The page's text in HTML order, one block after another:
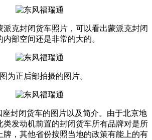
派克封闭货车照片，可以看出蒙派克封闭
内部空间还是非常的大的。
为正后部拍摄的图片。
封闭货车的图片以及简介。由于北京地
类发动机前置的封闭货车所有品牌对是所
牌，其他省份按照当地的政策有能上的有